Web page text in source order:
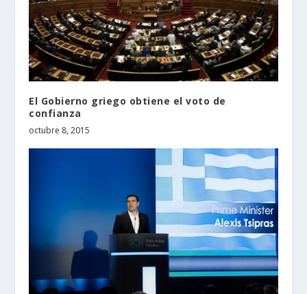
El Gobierno griego obtiene el voto de
confianza
octubre 8, 2015